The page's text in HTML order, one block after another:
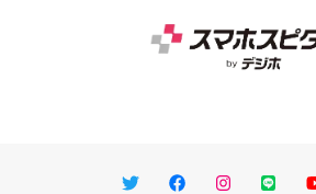
TwitterFacebookInstagram
LINE